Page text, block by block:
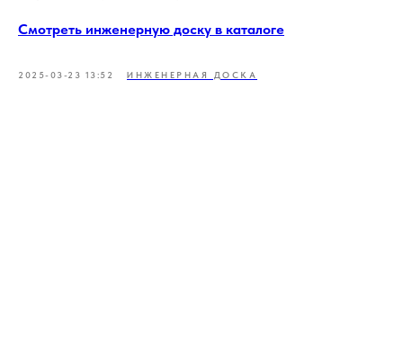
Смотреть инженерную доску в каталоге
2025-03-23 13:52 ИНЖЕНЕРНАЯ ДОСКА